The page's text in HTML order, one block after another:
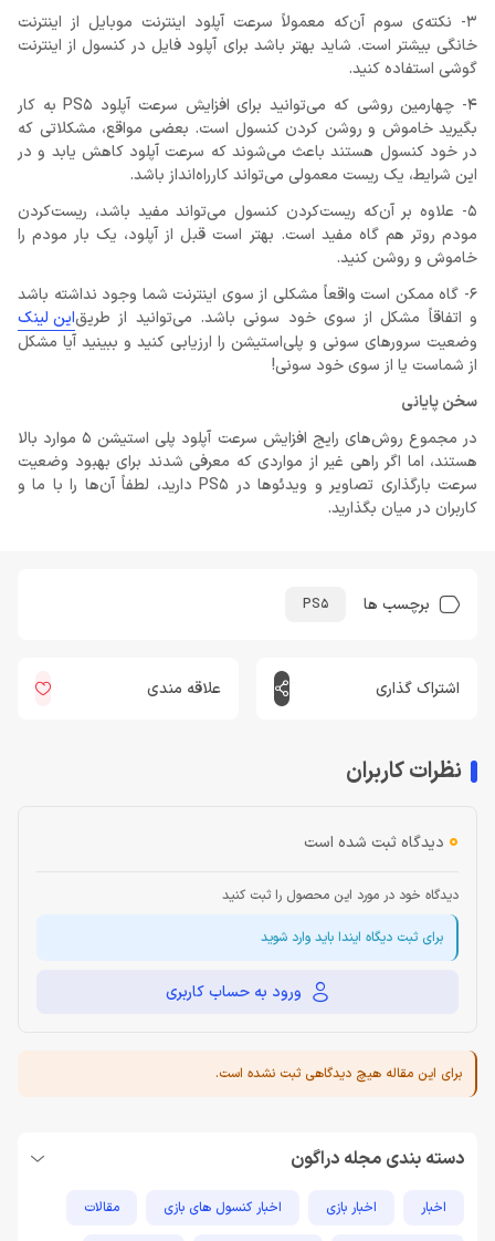
3- نکته‌ی سوم آن‌که معمولاً سرعت آپلود اینترنت موبایل از اینترنت
خانگی بیشتر است. شاید بهتر باشد برای آپلود فایل در کنسول از اینترنت
گوشی استفاده کنید.
4- چهارمین روشی که می‌توانید برای افزایش سرعت آپلود PS5 به کار
بگیرید خاموش و روشن کردن کنسول است. بعضی مواقع، مشکلاتی که
در خود کنسول هستند باعث می‌شوند که سرعت آپلود کاهش یابد و در
این شرایط، یک ریست معمولی می‌تواند کارراه‌انداز باشد.
5- علاوه بر آن‌که ریست‌کردن کنسول می‌تواند مفید باشد، ریست‌کردن
مودم روتر هم گاه مفید است. بهتر است قبل از آپلود، یک بار مودم را
خاموش و روشن کنید.
6- گاه ممکن است واقعاً مشکلی از سوی اینترنت شما وجود نداشته باشد
و اتفاقاً مشکل از سوی خود سونی باشد. می‌توانید از طریقاین لینک
وضعیت سرورهای سونی و پلی‌استیشن را ارزیابی کنید و ببینید آیا مشکل
از شماست یا از سوی خود سونی!
سخن پایانی
در مجموع روش‌های رایج افزایش سرعت آپلود پلی استیشن 5 موارد بالا
هستند، اما اگر راهی غیر از مواردی که معرفی شدند برای بهبود وضعیت
سرعت بارگذاری تصاویر و ویدئوها در PS5 دارید، لطفاً آن‌ها را با ما و
کاربران در میان بگذارید.
برچسب ها PS5
اشتراک گذاری علاقه مندی
نظرات کاربران
0 دیدگاه ثبت شده است
دیدگاه خود در مورد این محصول را ثبت کنید
برای ثبت دیگاه ایندا باید وارد شوید
ورود به حساب کاربری
برای این مقاله هیچ دیدگاهی ثبت نشده است.
دسته بندی مجله دراگون
اخبار اخبار بازی اخبار کنسول های بازی مقالات